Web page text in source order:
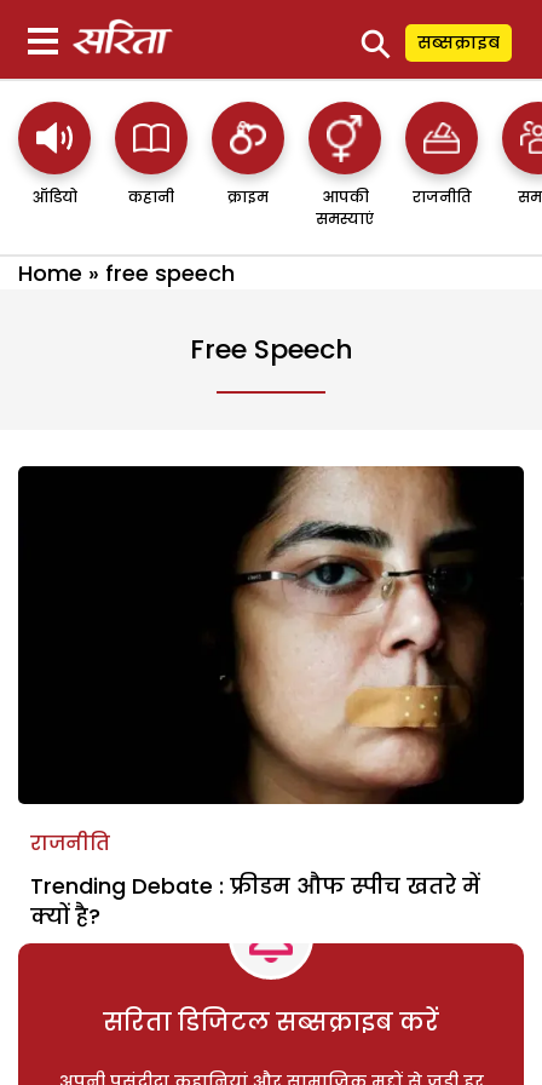
⚲ सब्सक्राइब
ऑडियो कहानी क्राइम
आपकी
समस्याएं
राजनीति
Home » free speech
Free Speech
राजनीति
Trending Debate : फ्रीडम औफ स्पीच खतरे में
क्यों है?
सरिता डिजिटल सब्सक्राइब करें